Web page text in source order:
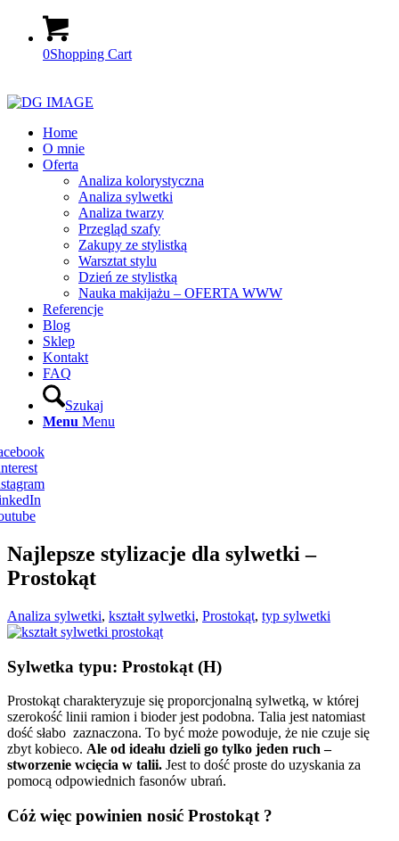
0Shopping Cart
Home
O mnie
Oferta
Analiza kolorystyczna
Analiza sylwetki
Analiza twarzy
Przegląd szafy
Zakupy ze stylistką
Warsztat stylu
Dzień ze stylistką
Nauka makijażu – OFERTA WWW
Referencje
Blog
Sklep
Kontakt
FAQ
Szukaj
Menu Menu
Najlepsze stylizacje dla sylwetki –
Prostokąt
Analiza sylwetki, kształt sylwetki, Prostokąt, typ sylwetki
Sylwetka typu: Prostokąt (H)
Prostokąt charakteryzuje się proporcjonalną sylwetką, w której
szerokość linii ramion i bioder jest podobna. Talia jest natomiast
dość słabo zaznaczona. To być może powoduje, że nie czuje się
zbyt kobieco. Ale od ideału dzieli go tylko jeden ruch –
stworzenie wcięcia w talii. Jest to dość proste do uzyskania za
pomocą odpowiednich fasonów ubrań.
Cóż więc powinien nosić Prostokąt ?